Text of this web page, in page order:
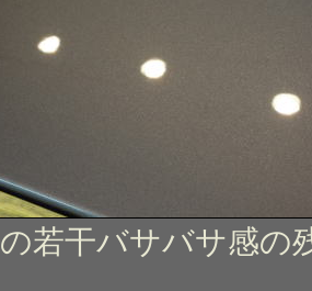
若干バサバサ感の